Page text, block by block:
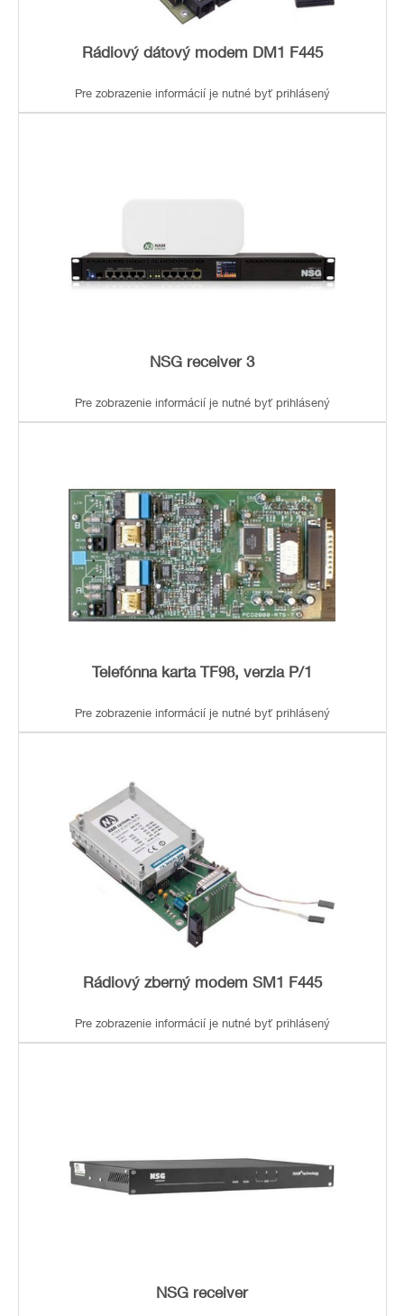
Rádiový dátový modem DM1 F445
Pre zobrazenie informácií je nutné byť prihlásený
NSG receiver 3
Pre zobrazenie informácií je nutné byť prihlásený
Telefónna karta TF98, verzia P/1
Pre zobrazenie informácií je nutné byť prihlásený
Rádiový zberný modem SM1 F445
Pre zobrazenie informácií je nutné byť prihlásený
NSG receiver